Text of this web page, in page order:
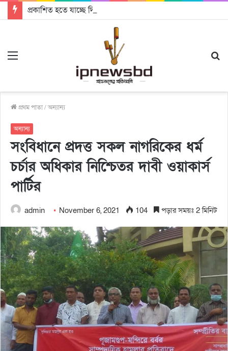
প্রকাশিত হতে যাচ্ছে দি রাবুগার নতুন গান ‘Baljanggi’
প্রথম পাতা/অন্যান্য
অন্যান্য
সংবিধানে প্রদত্ত সকল নাগরিকের ধর্ম
চর্চার অধিকার নিশ্চিেতর দাবী ওয়াকার্স
পার্টির
admin November 6, 2021 104 পড়ার সময়ঃ 2 মিনিট